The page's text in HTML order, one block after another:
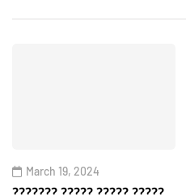
March 19, 2024